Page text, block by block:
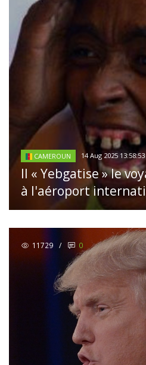
CAMEROUN 14 Aug 2025 13:58:53
Il « Yebgatise » le
à l'aéroport
11729 / 0